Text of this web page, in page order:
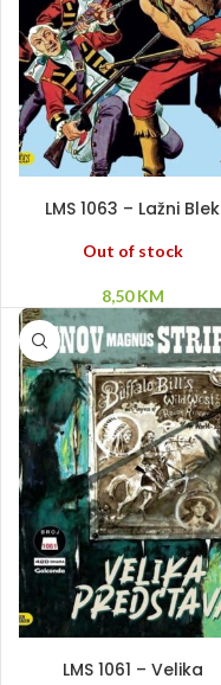
LMS 1063 – Lažni Blek
Out of stock
8,50KM
LMS 1061 – Velika